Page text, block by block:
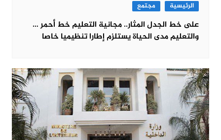
الرئيسية مجتمع
على خط الجدل المثار.. مجانية التعليم خط أحمر …
والتعليم مدى الحياة يستلزم إطارا تنظيميا خاصا